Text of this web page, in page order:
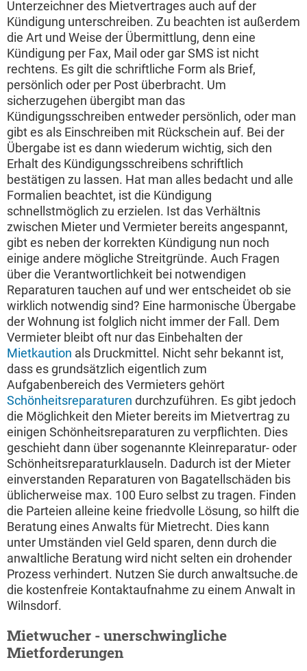
Unterzeichner des Mietvertrages auch auf der
Kündigung unterschreiben. Zu beachten ist außerdem
die Art und Weise der Übermittlung, denn eine
Kündigung per Fax, Mail oder gar SMS ist nicht
rechtens. Es gilt die schriftliche Form als Brief,
persönlich oder per Post überbracht. Um
sicherzugehen übergibt man das
Kündigungsschreiben entweder persönlich, oder man
gibt es als Einschreiben mit Rückschein auf. Bei der
Übergabe ist es dann wiederum wichtig, sich den
Erhalt des Kündigungsschreibens schriftlich
bestätigen zu lassen. Hat man alles bedacht und alle
Formalien beachtet, ist die Kündigung
schnellstmöglich zu erzielen. Ist das Verhältnis
zwischen Mieter und Vermieter bereits angespannt,
gibt es neben der korrekten Kündigung nun noch
einige andere mögliche Streitgründe. Auch Fragen
über die Verantwortlichkeit bei notwendigen
Reparaturen tauchen auf und wer entscheidet ob sie
wirklich notwendig sind? Eine harmonische Übergabe
der Wohnung ist folglich nicht immer der Fall. Dem
Vermieter bleibt oft nur das Einbehalten der
Mietkaution als Druckmittel. Nicht sehr bekannt ist,
dass es grundsätzlich eigentlich zum
Aufgabenbereich des Vermieters gehört
Schönheitsreparaturen durchzuführen. Es gibt jedoch
die Möglichkeit den Mieter bereits im Mietvertrag zu
einigen Schönheitsreparaturen zu verpflichten. Dies
geschieht dann über sogenannte Kleinreparatur- oder
Schönheitsreparaturklauseln. Dadurch ist der Mieter
einverstanden Reparaturen von Bagatellschäden bis
üblicherweise max. 100 Euro selbst zu tragen. Finden
die Parteien alleine keine friedvolle Lösung, so hilft die
Beratung eines Anwalts für Mietrecht. Dies kann
unter Umständen viel Geld sparen, denn durch die
anwaltliche Beratung wird nicht selten ein drohender
Prozess verhindert. Nutzen Sie durch anwaltsuche.de
die kostenfreie Kontaktaufnahme zu einem Anwalt in
Wilnsdorf.
Mietwucher - unerschwingliche
Mietforderungen